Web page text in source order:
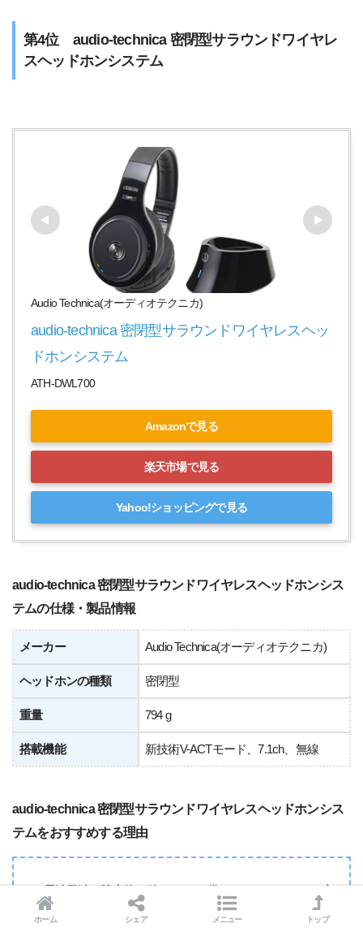
第4位 audio-technica 密閉型サラウンドワイヤレ
スヘッドホンシステム
Audio Technica(オーディオテクニカ)
audio-technica 密閉型サラウンドワイヤレスヘッ
ドホンシステム
ATH-DWL700
Amazonで見る
楽天市場で見る
Yahoo!ショッピングで見る
audio-technica 密閉型サラウンドワイヤレスヘッドホンシス
テムの仕様・製品情報
メーカー Audio Technica(オーディオテクニカ)
ヘッドホンの種類 密閉型
重量 794 g
搭載機能 新技術V-ACTモード、7.1ch、無線
audio-technica 密閉型サラウンドワイヤレスヘッドホンシス
テムをおすすめする理由
式
ホーム シェア メニュー トップ